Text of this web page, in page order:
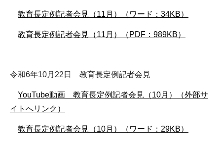
教育長定例記者会見（11月）（ワード：34KB）
教育長定例記者会見（11月）（PDF：989KB）
令和6年10月22日 教育長定例記者会見
YouTube動画 教育長定例記者会見（10月）（外部サ
イトへリンク）
教育長定例記者会見（10月）（ワード：29KB）